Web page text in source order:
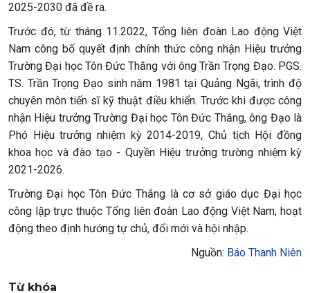
2025-2030 đã đề ra.
Trước đó, từ tháng 11.2022, Tổng liên đoàn Lao động Việt
Nam công bố quyết định chính thức công nhận Hiệu trưởng
Trường Đại học Tôn Đức Thắng với ông Trần Trọng Đạo. PGS.
TS. Trần Trọng Đạo sinh năm 1981 tại Quảng Ngãi, trình độ
chuyên môn tiến sĩ kỹ thuật điều khiển. Trước khi được công
nhận Hiệu trưởng Trường Đại học Tôn Đức Thắng, ông Đạo là
Phó Hiệu trưởng nhiệm kỳ 2014-2019, Chủ tịch Hội đồng
khoa học và đào tạo - Quyền Hiệu trưởng trường nhiệm kỳ
2021-2026.
Trường Đại học Tôn Đức Thắng là cơ sở giáo dục Đại học
công lập trực thuộc Tổng liên đoàn Lao động Việt Nam, hoạt
động theo định hướng tự chủ, đổi mới và hội nhập.
Nguồn: Báo Thanh Niên
Từ khóa